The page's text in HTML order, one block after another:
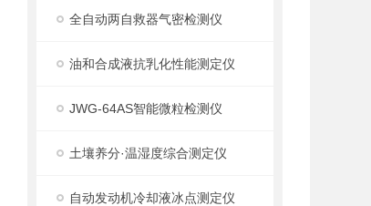
全自动两自救器气密检测仪
油和合成液抗乳化性能测定仪
JWG-64AS智能微粒检测仪
土壤养分·温湿度综合测定仪
自动发动机冷却液冰点测定仪